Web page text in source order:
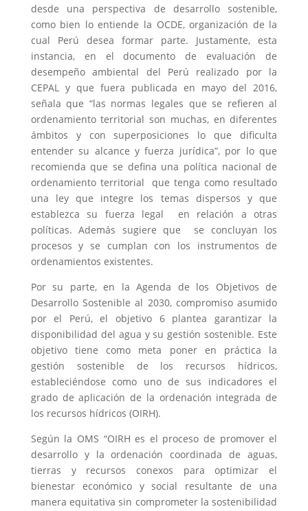
desde una perspectiva de desarrollo sostenible,
como bien lo entiende la OCDE, organización de la
cual Perú desea formar parte. Justamente, esta
instancia, en el documento de evaluación de
desempeño ambiental del Perú realizado por la
CEPAL y que fuera publicada en mayo del 2016,
señala que “las normas legales que se refieren al
ordenamiento territorial son muchas, en diferentes
ámbitos y con superposiciones lo que dificulta
entender su alcance y fuerza jurídica”, por lo que
recomienda que se defina una política nacional de
ordenamiento territorial que tenga como resultado
una ley que integre los temas dispersos y que
establezca su fuerza legal en relación a otras
políticas. Además sugiere que se concluyan los
procesos y se cumplan con los instrumentos de
ordenamientos existentes.
Por su parte, en la Agenda de los Objetivos de
Desarrollo Sostenible al 2030, compromiso asumido
por el Perú, el objetivo 6 plantea garantizar la
disponibilidad del agua y su gestión sostenible. Este
objetivo tiene como meta poner en práctica la
gestión sostenible de los recursos hídricos,
estableciéndose como uno de sus indicadores el
grado de aplicación de la ordenación integrada de
los recursos hídricos (OIRH).
Según la OMS “OIRH es el proceso de promover el
desarrollo y la ordenación coordinada de aguas,
tierras y recursos conexos para optimizar el
bienestar económico y social resultante de una
manera equitativa sin comprometer la sostenibilidad